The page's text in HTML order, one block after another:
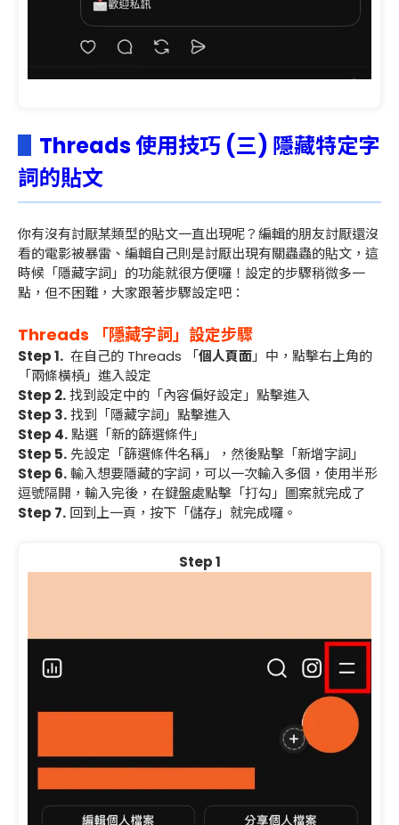
Threads 使用技巧 (三) 隱藏特定字
詞的貼文
你有沒有討厭某類型的貼文一直出現呢？編輯的朋友討厭還沒
看的電影被暴雷、編輯自己則是討厭出現有關蟲蟲的貼文，這
時候「隱藏字詞」的功能就很方便囉！設定的步驟稍微多一
點，但不困難，大家跟著步驟設定吧：
Threads 「隱藏字詞」設定步驟
Step 1. 在自己的 Threads 「個人頁面」中，點擊右上角的
「兩條橫槓」進入設定
Step 2.找到設定中的「內容偏好設定」點擊進入
Step 3.找到「隱藏字詞」點擊進入
Step 4.點選「新的篩選條件」
Step 5. 先設定「篩選條件名稱」，然後點擊「新增字詞」
Step 6.輸入想要隱藏的字詞，可以一次輸入多個，使用半形
逗號隔開，輸入完後，在鍵盤處點擊「打勾」圖案就完成了
Step 7. 回到上一頁，按下「儲存」就完成囉。
Step 1